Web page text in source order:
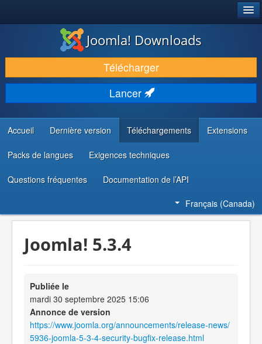
TÉLÉCHARGER & ENRICHIR
DÉCOUVRIR & APPRENDRE
COMMUNAUTÉ & SUPPORT
RESSOURCES DÉVELOPPEURS
Joomla! Downloads
Télécharger
Lancer
Accueil Dernière version Téléchargements Extensions
Packs de langues Exigences techniques
Questions fréquentes Documentation de l’API
Français (Canada)
Joomla! 5.3.4
Publiée le
mardi 30 septembre 2025 15:06
Annonce de version
https://www.joomla.org/announcements/release-news/
5936-joomla-5-3-4-security-bugfix-release.html